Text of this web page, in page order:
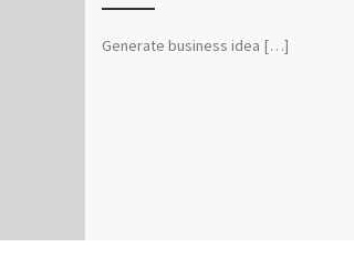
Generate business idea […]